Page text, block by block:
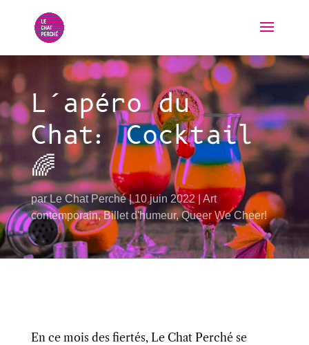
L’apéro du
Chat: Cocktail
🌈
par Le Chat Perché 10 juin 2022
Art
contemporain,Billet d'humeur,Queer We Cheer!
En ce mois des fiertés, Le Chat Perché se